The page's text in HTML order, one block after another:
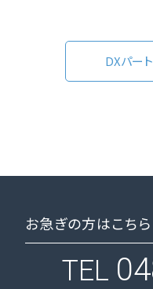
DXパー
お急ぎの方はこちら
TEL